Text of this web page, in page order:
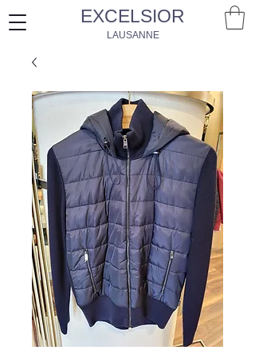
EXCELSIOR
LAUSANNE